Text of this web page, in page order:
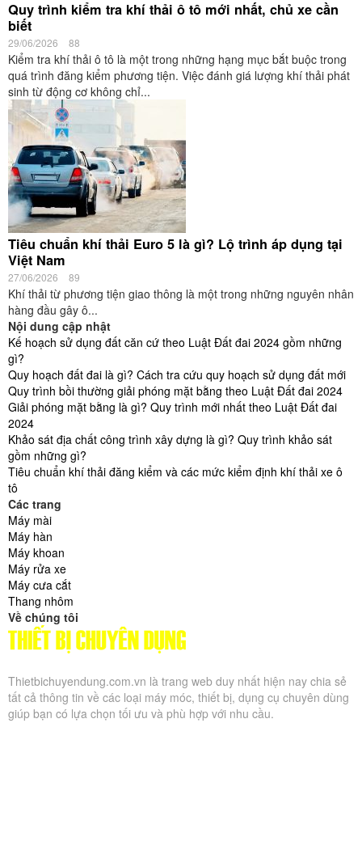
Quy trình kiểm tra khí thải ô tô mới nhất, chủ xe cần
biết
29/06/2026 88
Kiểm tra khí thải ô tô là một trong những hạng mục bắt buộc trong
quá trình đăng kiểm phương tiện. Việc đánh giá lượng khí thải phát
sinh từ động cơ không chỉ...
Tiêu chuẩn khí thải Euro 5 là gì? Lộ trình áp dụng tại
Việt Nam
27/06/2026 89
Khí thải từ phương tiện giao thông là một trong những nguyên nhân
hàng đầu gây ô...
Nội dung cập nhật
Kế hoạch sử dụng đất căn cứ theo Luật Đất đai 2024 gồm những
gì?
Quy hoạch đất đai là gì? Cách tra cứu quy hoạch sử dụng đất mới
Quy trình bồi thường giải phóng mặt bằng theo Luật Đất đai 2024
Giải phóng mặt bằng là gì? Quy trình mới nhất theo Luật Đất đai
2024
Khảo sát địa chất công trình xây dựng là gì? Quy trình khảo sát
gồm những gì?
Tiêu chuẩn khí thải đăng kiểm và các mức kiểm định khí thải xe ô
tô
Các trang
Máy mài
Máy hàn
Máy khoan
Máy rửa xe
Máy cưa cắt
Thang nhôm
Về chúng tôi
Thietbichuyendung.com.vn là trang web duy nhất hiện nay chia sẻ
tất cả thông tin về các loại máy móc, thiết bị, dụng cụ chuyên dùng
giúp bạn có lựa chọn tối ưu và phù hợp với nhu cầu.